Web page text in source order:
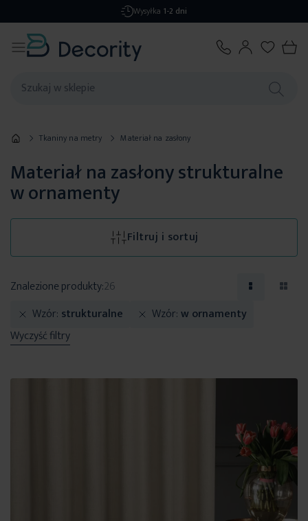
Darmowa dostawaod 299,99 zł
Tkaniny na metry Materiał na zasłony
Materiał na zasłony strukturalne
w ornamenty
Filtruj i sortuj
Znalezione produkty:26
Wzór strukturalne Wzór w ornamenty
Wyczyść filtry